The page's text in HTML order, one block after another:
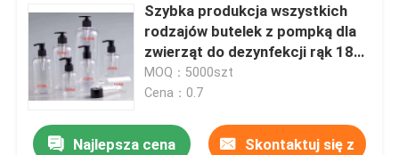
Szybka produkcja wszystkich
rodzajów butelek z pompką dla
zwierząt do dezynfekcji rąk 180
ml - 500 ml
MOQ：5000szt
Cena：0.7
Najlepsza cena Skontaktuj się z